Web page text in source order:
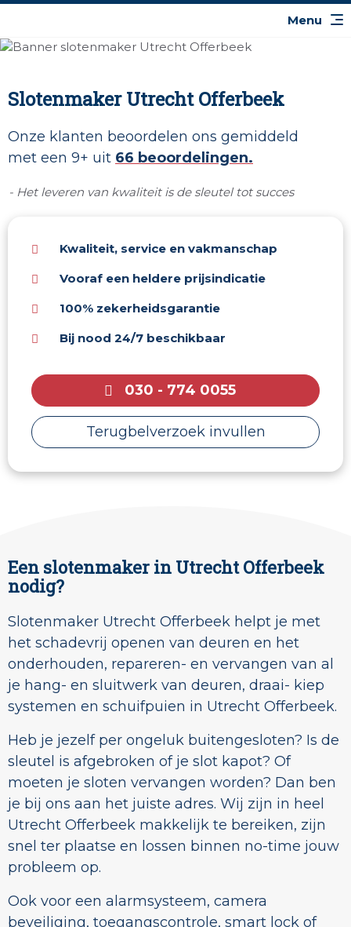
Slotenmaker Utrecht Offerbeek
Onze klanten beoordelen ons gemiddeld
met een 9+ uit 66 beoordelingen.
- Het leveren van kwaliteit is de sleutel tot succes
Kwaliteit, service en vakmanschap
Vooraf een heldere prijsindicatie
100% zekerheidsgarantie
Bij nood 24/7 beschikbaar
030 - 774 0055
Terugbelverzoek invullen
Een slotenmaker in Utrecht Offerbeek
nodig?
Slotenmaker Utrecht Offerbeek helpt je met
het schadevrij openen van deuren en het
onderhouden, repareren- en vervangen van al
je hang- en sluitwerk van deuren, draai- kiep
systemen en schuifpuien in Utrecht Offerbeek.
Heb je jezelf per ongeluk buitengesloten? Is de
sleutel is afgebroken of je slot kapot? Of
moeten je sloten vervangen worden? Dan ben
je bij ons aan het juiste adres. Wij zijn in heel
Utrecht Offerbeek makkelijk te bereiken, zijn
snel ter plaatse en lossen binnen no-time jouw
probleem op.
Ook voor een alarmsysteem, camera
beveiliging, toegangscontrole, smart lock of